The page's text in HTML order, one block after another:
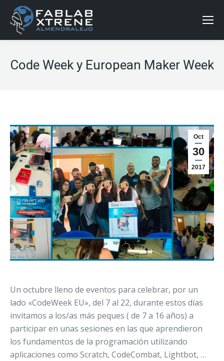
Code Week y European Maker Week
Oct
30
2017
Un octubre lleno de eventos para celebrar, por un
lado «CodeWeek EU», del 7 al 22, durante estos días
invitamos a los/as más peques ( de 7 a 16 años) a
participar en unas sesiones en las que aprendieron
los fundamentos de la programación utilizando
aplicaciones como Scratch, CodeCombat, Lightbot, …